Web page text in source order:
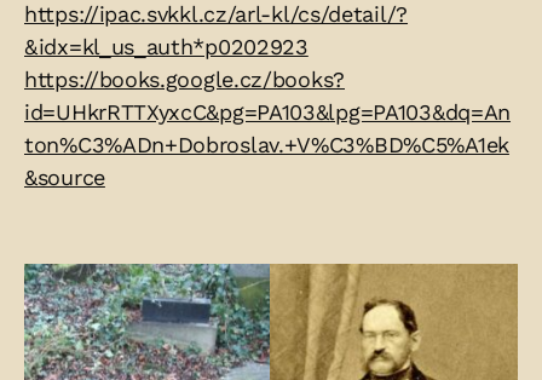
https://ipac.svkkl.cz/arl-kl/cs/detail/?
&idx=kl_us_auth*p0202923
https://books.google.cz/books?
id=UHkrRTTXyxcC&pg=PA103&lpg=PA103&dq=An
ton%C3%ADn+Dobroslav.+V%C3%BD%C5%A1ek
&source
Fotogalerie: